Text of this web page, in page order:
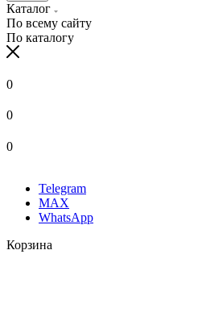
Каталог
По всему сайту
По каталогу
0
0
0
Telegram
MAX
WhatsApp
Корзина